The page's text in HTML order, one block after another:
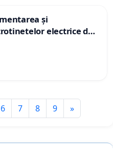
și
electrice de
6 7 8 9 »